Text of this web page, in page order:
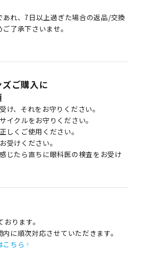
れ、7日以上過ぎた場合の返品/交換
了承下さいませ。
ご購入に
け、それをお守りください。
イクルをお守りください。
しくご使用ください。
受けください。
じたら直ちに眼科医の検査をお受け
ります。
に順次対応させていただきます。
こちら